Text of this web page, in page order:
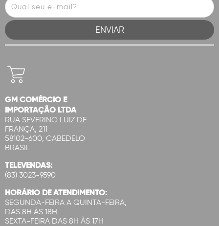
GM COMÉRCIO E
IMPORTAÇÃO LTDA
RUA SEVERINO LUIZ DE
FRANÇA, 211
58102-600, CABEDELO
BRASIL
TELEVENDAS:
(83) 3023-9590
HORÁRIO DE ATENDIMENTO:
SEGUNDA-FEIRA A QUINTA-FEIRA,
DAS 8H ÀS 18H
SEXTA-FEIRA DAS 8H ÀS 17H